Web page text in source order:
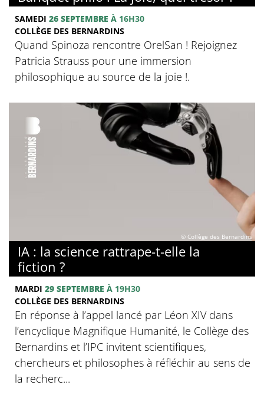
SAMEDI 26 SEPTEMBRE À 16H30
COLLÈGE DES BERNARDINS
Quand Spinoza rencontre OrelSan ! Rejoignez
Patricia Strauss pour une immersion
philosophique au source de la joie !.
© Collège des Bernardins
IA : la science rattrape-t-elle la
fiction ?
MARDI 29 SEPTEMBRE À 19H30
COLLÈGE DES BERNARDINS
En réponse à l’appel lancé par Léon XIV dans
l’encyclique Magnifique Humanité, le Collège des
Bernardins et l’IPC invitent scientifiques,
chercheurs et philosophes à réfléchir au sens de
la recherc...